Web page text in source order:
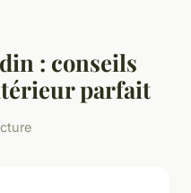
: conseils
parfait